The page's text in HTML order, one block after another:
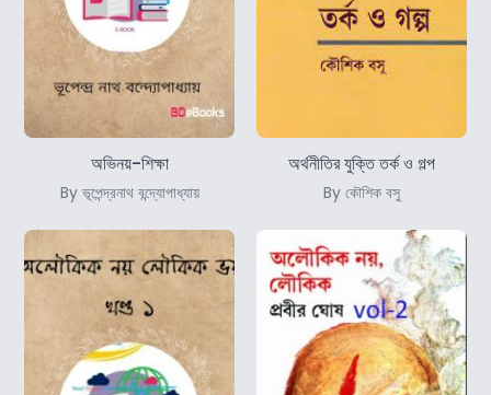
অভিনয়-শিক্ষা
By ভূপেন্দ্রনাথ বন্দ্যোপাধ্যায়
অর্থনীতির যুক্তি তর্ক ও গল্প
By কৌশিক বসু